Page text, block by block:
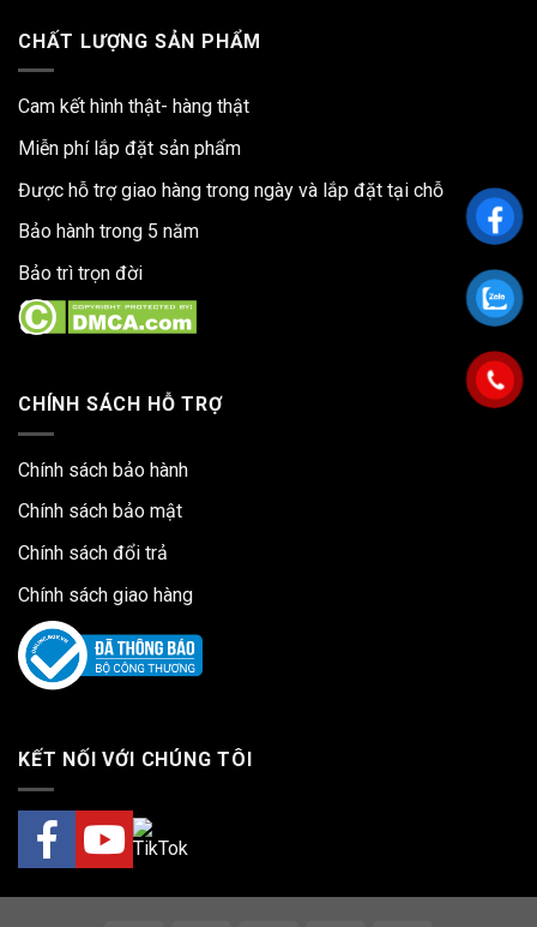
CHẤT LƯỢNG SẢN PHẨM
Cam kết hình thật- hàng thật
Miễn phí lắp đặt sản phẩm
Được hỗ trợ giao hàng trong ngày và lắp đặt tại chỗ
Bảo hành trong 5 năm
Bảo trì trọn đời
CHÍNH SÁCH HỖ TRỢ
Chính sách bảo hành
Chính sách bảo mật
Chính sách đổi trả
Chính sách giao hàng
KẾT NỐI VỚI CHÚNG TÔI